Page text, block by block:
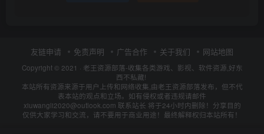
友链申请 免责声明 广告合作 关于我们 网站地图
Copyright © 2021 · 老王资源部落-收集各类游戏、影视、软件资源,好东
西不私藏!
本站所有资源来源于用户上传和网络收集,由老王资源部落发布，但不代
表本站的观点和立场。如有侵权或者违规请邮件
xiuwangli2020@outlook.com 联系站长 将于24小时内删除！分享目的
仅供大家学习和交流，请不要用于商业用途！最终解释权归本站所有！